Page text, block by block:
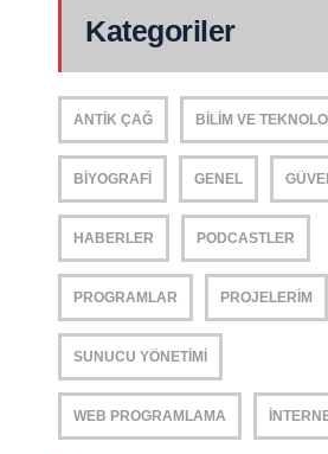
Kategoriler
ANTIK ÇAĞ BILIM VE
BIYOGRAFI GENEL
HABERLER PODCASTLER
PROGRAMLAR PROJELERIM
SUNUCU YÖNETIMI
WEB PROGRAMLAMA